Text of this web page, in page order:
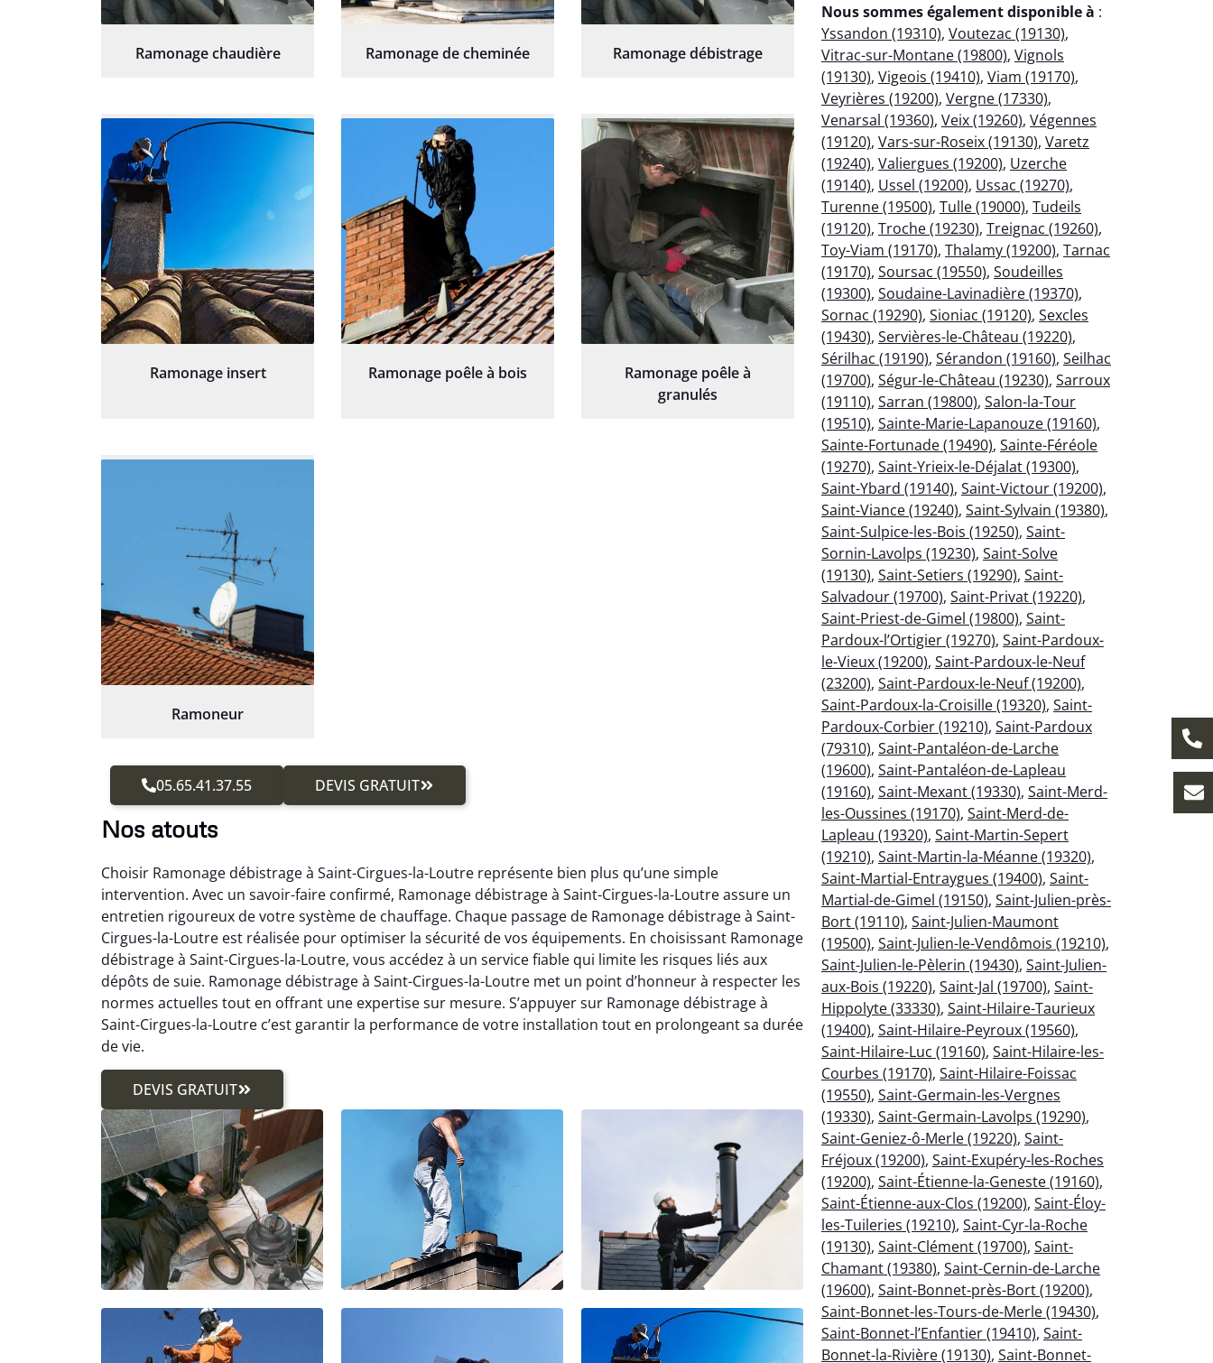
Ramonage chaudière Ramonage de cheminée Ramonage débistrage
Ramonage insert Ramonage poêle à bois
Ramonage poêle à
granulés
Ramoneur
05.65.41.37.55 DEVIS GRATUIT
Nos atouts
Choisir Ramonage débistrage à Saint-Cirgues-la-Loutre représente bien plus qu’une simple
intervention. Avec un savoir-faire confirmé, Ramonage débistrage à Saint-Cirgues-la-Loutre assure un
entretien rigoureux de votre système de chauffage. Chaque passage de Ramonage débistrage à Saint-
Cirgues-la-Loutre est réalisée pour optimiser la sécurité de vos équipements. En choisissant Ramonage
débistrage à Saint-Cirgues-la-Loutre, vous accédez à un service fiable qui limite les risques liés aux
dépôts de suie. Ramonage débistrage à Saint-Cirgues-la-Loutre met un point d’honneur à respecter les
normes actuelles tout en offrant une expertise sur mesure. S’appuyer sur Ramonage débistrage à
Saint-Cirgues-la-Loutre c’est garantir la performance de votre installation tout en prolongeant sa durée
de vie.
DEVIS GRATUIT
Nous sommes également disponible à :
Yssandon (19310), Voutezac (19130),
Vitrac-sur-Montane (19800), Vignols
(19130), Vigeois (19410), Viam (19170),
Veyrières (19200), Vergne (17330),
Venarsal (19360), Veix (19260), Végennes
(19120), Vars-sur-Roseix (19130), Varetz
(19240), Valiergues (19200), Uzerche
(19140), Ussel (19200), Ussac (19270),
Turenne (19500), Tulle (19000), Tudeils
(19120), Troche (19230), Treignac (19260),
Toy-Viam (19170), Thalamy (19200), Tarnac
(19170), Soursac (19550), Soudeilles
(19300), Soudaine-Lavinadière (19370),
Sornac (19290), Sioniac (19120), Sexcles
(19430), Servières-le-Château (19220),
Sérilhac (19190), Sérandon (19160), Seilhac
(19700), Ségur-le-Château (19230), Sarroux
(19110), Sarran (19800), Salon-la-Tour
(19510), Sainte-Marie-Lapanouze (19160),
Sainte-Fortunade (19490), Sainte-Féréole
(19270), Saint-Yrieix-le-Déjalat (19300),
Saint-Ybard (19140), Saint-Victour (19200),
Saint-Viance (19240), Saint-Sylvain (19380),
Saint-Sulpice-les-Bois (19250), Saint-
Sornin-Lavolps (19230), Saint-Solve
(19130), Saint-Setiers (19290), Saint-
Salvadour (19700), Saint-Privat (19220),
Saint-Priest-de-Gimel (19800), Saint-
Pardoux-l’Ortigier (19270), Saint-Pardoux-
le-Vieux (19200), Saint-Pardoux-le-Neuf
(23200), Saint-Pardoux-le-Neuf (19200),
Saint-Pardoux-la-Croisille (19320), Saint-
Pardoux-Corbier (19210), Saint-Pardoux
(79310), Saint-Pantaléon-de-Larche
(19600), Saint-Pantaléon-de-Lapleau
(19160), Saint-Mexant (19330), Saint-Merd-
les-Oussines (19170), Saint-Merd-de-
Lapleau (19320), Saint-Martin-Sepert
(19210), Saint-Martin-la-Méanne (19320),
Saint-Martial-Entraygues (19400), Saint-
Martial-de-Gimel (19150), Saint-Julien-près-
Bort (19110), Saint-Julien-Maumont
(19500), Saint-Julien-le-Vendômois (19210),
Saint-Julien-le-Pèlerin (19430), Saint-Julien-
aux-Bois (19220), Saint-Jal (19700), Saint-
Hippolyte (33330), Saint-Hilaire-Taurieux
(19400), Saint-Hilaire-Peyroux (19560),
Saint-Hilaire-Luc (19160), Saint-Hilaire-les-
Courbes (19170), Saint-Hilaire-Foissac
(19550), Saint-Germain-les-Vergnes
(19330), Saint-Germain-Lavolps (19290),
Saint-Geniez-ô-Merle (19220), Saint-
Fréjoux (19200), Saint-Exupéry-les-Roches
(19200), Saint-Étienne-la-Geneste (19160),
Saint-Étienne-aux-Clos (19200), Saint-Éloy-
les-Tuileries (19210), Saint-Cyr-la-Roche
(19130), Saint-Clément (19700), Saint-
Chamant (19380), Saint-Cernin-de-Larche
(19600), Saint-Bonnet-près-Bort (19200),
Saint-Bonnet-les-Tours-de-Merle (19430),
Saint-Bonnet-l’Enfantier (19410), Saint-
Bonnet-la-Rivière (19130), Saint-Bonnet-